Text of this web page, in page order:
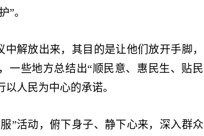
”。
解放出来，其目的是让他们放开手脚，
一些地方总结出“顺民意、惠民生、贴民
人民为中心的承诺。
活动，俯下身子、静下心来，深入群众